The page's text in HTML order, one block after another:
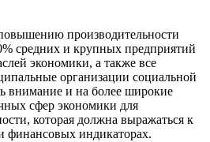
производительности
средних и крупных предприятий
экономики, а также все
организации социальной
внимание и на более широкие
сфер экономики для
которая должна выражаться к
финансовых индикаторах.